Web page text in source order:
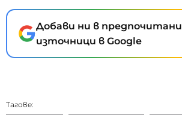
Добави ни в предпочитани
източници в Google
Тагове: